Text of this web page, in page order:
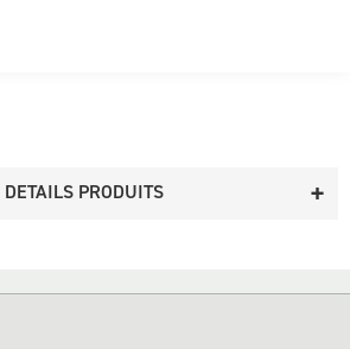
DETAILS PRODUITS